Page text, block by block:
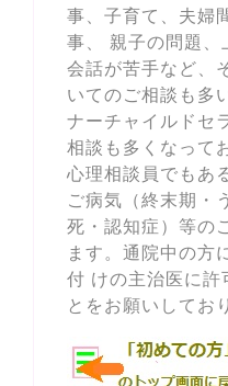
事、子育て、夫婦
事、 親子の問題、
会話が苦手など、
いてのご相談も多
ナーチャイルドセ
相談も多くなって
心理相談員でもあ
ご病気（終末期・
死・認知症）等の
ます。通院中の方
付 けの主治医に許
とをお願いしてお